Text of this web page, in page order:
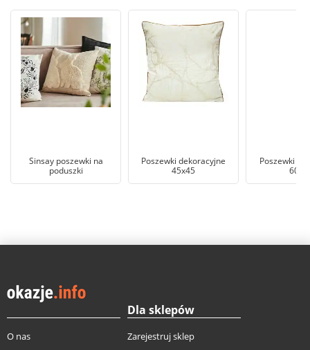
Sinsay poszewki na
poduszki
Poszewki dekoracyjne
45x45
Poszewki na
O nas
Dla sklepów
Zarejestruj sklep